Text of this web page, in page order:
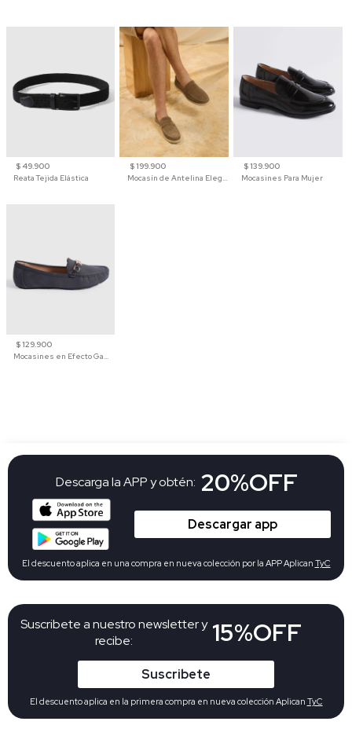
$ 49.900
Reata Tejida Elástica
$ 199.900
Mocasín de Antelina Elegante con Suela de Contraste Para Hombre
$ 139.900
Mocasines Para Mujer
$ 129.900
Suscribete a nuestro newsletter y
recibe:
15%OFF
Suscribete
El descuento aplica en la primera compra en nueva colección Aplican TyC
Descarga la APP y obtén: 20%OFF
Descargar app
El descuento aplica en una compra en nueva colección por la APP Aplican TyC